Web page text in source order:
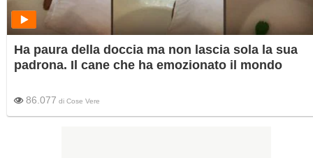
Ha paura della doccia ma non lascia sola la sua
padrona. Il cane che ha emozionato il mondo
86.077 di Cose Vere